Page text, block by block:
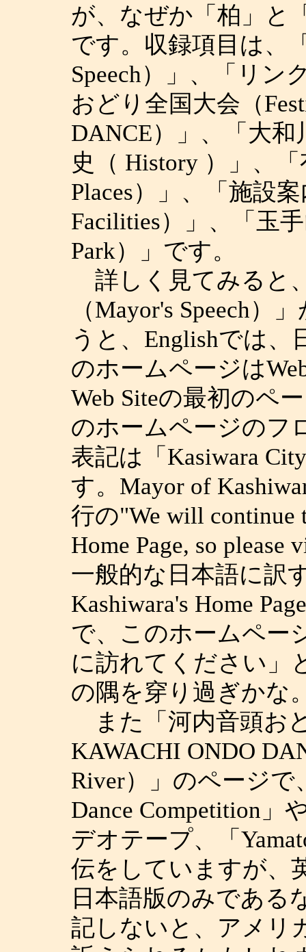
が、なぜか「柏」と
です。収録項目は、
Speech）」、「リン
おどり全国大会（
DANCE）」、「大和
史（ History ）」、
Places）」、「施設
Facilities）」、「玉
Park）」です。
詳しく見てみると
（Mayor's Speech）
うと、Englishでは
のホームページは
Web Siteの最初のペ
のホームページのフ
表記は「Kasiwara
す。Mayor of
行の"We will continue
Home Page, so
一般的な日本語に訳
Kashiwara's Home
で、このホームペー
に訪れてください」
の隅を穿り過ぎかな
また「河内音頭お
KAWACHI ONDO
River）」のページで
Dance Competition」
デオテープ、「
伝をしていますが、
日本語版のみである
記しないと、アメリ